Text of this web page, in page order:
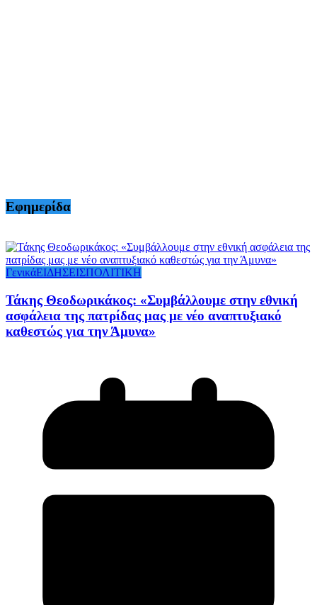
Εφημερίδα
ΓενικάΕΙΔΗΣΕΙΣΠΟΛΙΤΙΚΗ
Τάκης Θεοδωρικάκος: «Συμβάλλουμε στην εθνική
ασφάλεια της πατρίδας μας με νέο αναπτυξιακό
καθεστώς για την Άμυνα»